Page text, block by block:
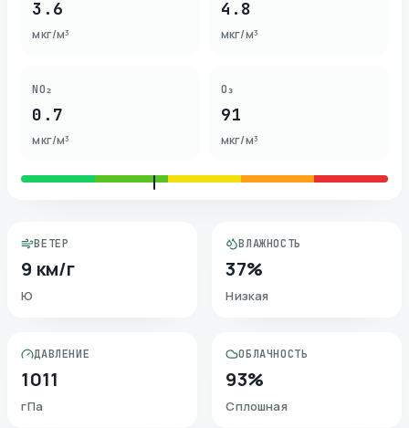
3.6
мкг/м³
4.8
мкг/м³
NO₂
0.7
мкг/м³
O₃
91
мкг/м³
ВЕТЕР
9 км/г
Ю
ВЛАЖНОСТЬ
37%
Низкая
ДАВЛЕНИЕ
1011
гПа
ОБЛАЧНОСТЬ
93%
Сплошная